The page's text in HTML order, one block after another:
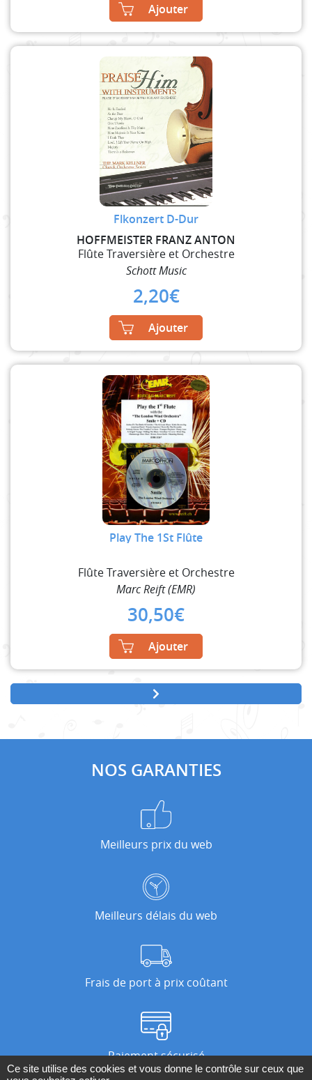
Ajouter
Flkonzert D-Dur
HOFFMEISTER FRANZ ANTON
Flûte Traversière et Orchestre
Schott Music
2,20€
Ajouter
Play The 1St Flûte
Flûte Traversière et Orchestre
Marc Reift (EMR)
30,50€
Ajouter
NOS GARANTIES
Meilleurs prix du web
Meilleurs délais du web
Frais de port à prix coûtant
Paiement sécurisé
Ce site utilise des cookies et vous donne le contrôle sur ceux que